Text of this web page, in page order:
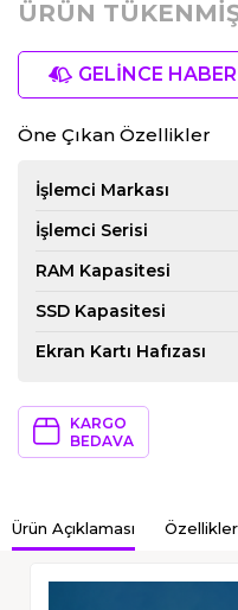
ÜRÜN
GELİNCE
Öne Çıkan Özellikler
İşlemci Markası
İşlemci Serisi
RAM Kapasitesi
SSD Kapasitesi
Ekran Kartı Hafızası
KARGO
BEDAVA
Ürün Açıklaması Özellikler